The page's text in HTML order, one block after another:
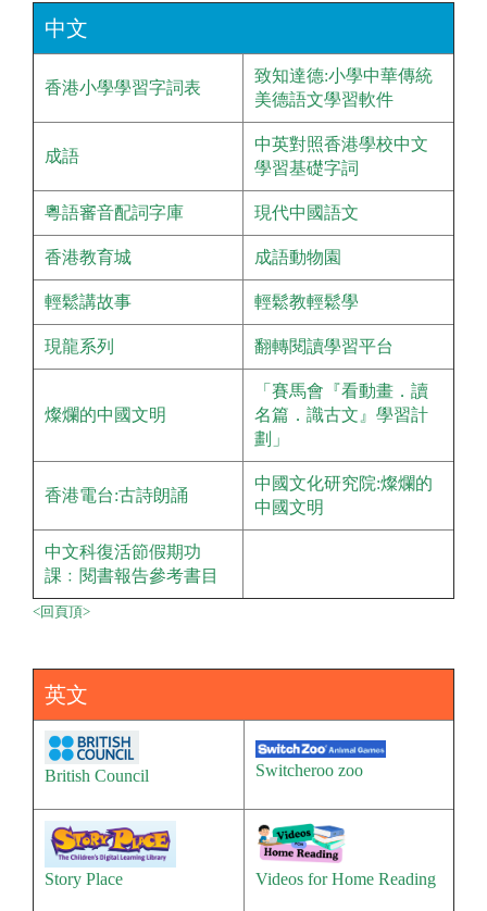
中文
香港小學學習字詞表
致知達德:小學中華傳統
美德語文學習軟件
成語
中英對照香港學校中文
學習基礎字詞
粵語審音配詞字庫 現代中國語文
香港教育城 成語動物園
輕鬆講故事 輕鬆教輕鬆學
現龍系列 翻轉閱讀學習平台
燦爛的中國文明
「賽馬會『看動畫．讀
名篇．識古文』學習計
劃」
香港電台:古詩朗誦
中國文化研究院:燦爛的
中國文明
中文科復活節假期功
課﹕閱書報告參考書目
<回頁頂>
英文
British Council Switcheroo zoo
Story Place Videos for Home Reading